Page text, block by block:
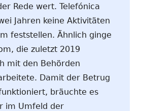
Rede wert. Telefónica
Jahren keine Aktivitäten
feststellen. Ähnlich ginge
die zuletzt 2019
mit den Behörden
Damit der Betrug
bräuchte es
im Umfeld der